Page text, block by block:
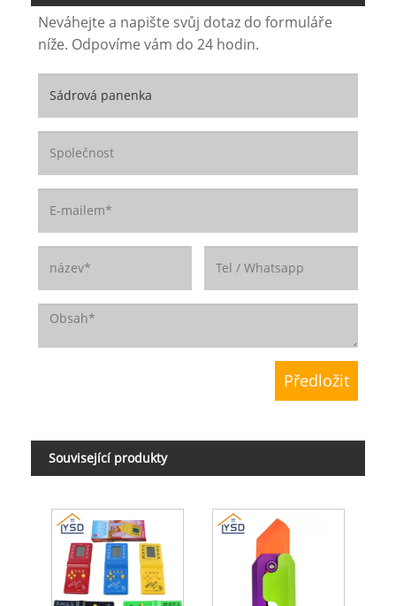
Neváhejte a napište svůj dotaz do formuláře
níže. Odpovíme vám do 24 hodin.
Související produkty